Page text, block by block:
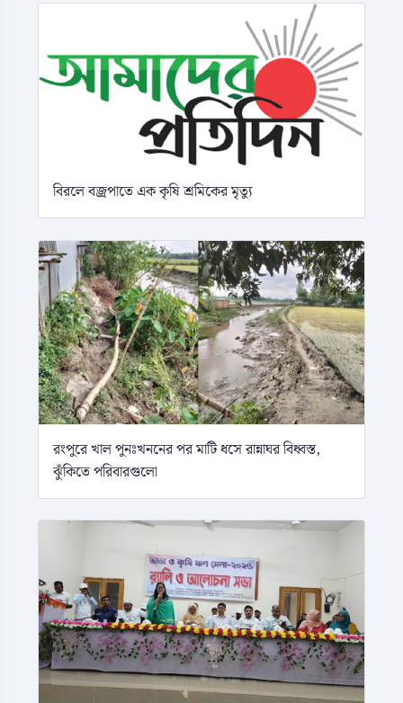
বিরলে বজ্রপাতে এক কৃষি শ্রমিকের মৃত্যু
রংপুরে খাল পুনঃখননের পর মাটি ধসে রান্নাঘর বিধ্বস্ত,
ঝুঁকিতে পরিবারগুলো